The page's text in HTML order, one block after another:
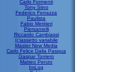
Carlo Formenti
Tony Siino
Federico Ferrazza
Paulista
Fabio Metitieri
Piersantelli
Riccardo Cambiassi
(c)assetto variabile
Master New Media
Carlo Felice Dalla Pasqua
Gaspar Torriero
Matteo Penzo
ImLog